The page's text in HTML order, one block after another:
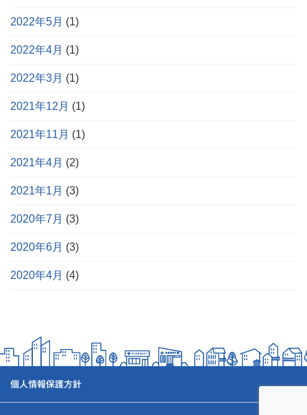
2022年5月 (1)
2022年4月 (1)
2022年3月 (1)
2021年12月 (1)
2021年11月 (1)
2021年4月 (2)
2021年1月 (3)
2020年7月 (3)
2020年6月 (3)
2020年4月 (4)
個人情報保護方針